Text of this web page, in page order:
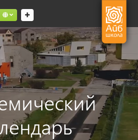
Social links dropdown button